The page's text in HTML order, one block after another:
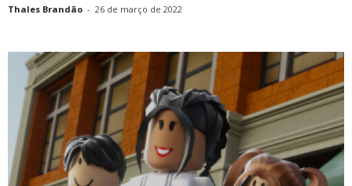
Thales Brandão - 26 de março de 2022